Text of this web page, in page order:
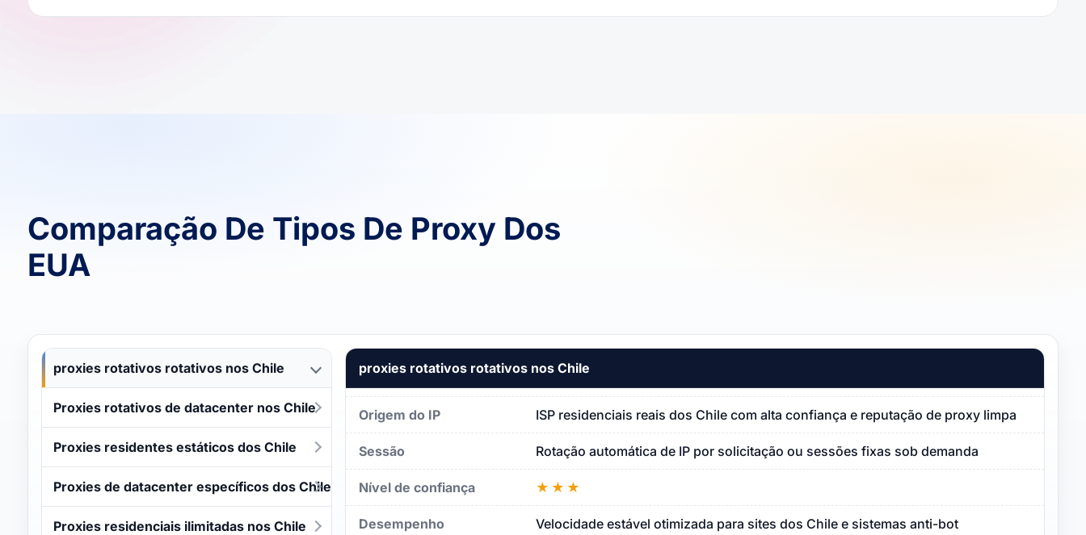
Comparação De Tipos De Proxy Dos
EUA
proxies rotativos rotativos nos Chile
Proxies rotativos de datacenter nos Chile
Proxies residentes estáticos dos Chile
Proxies de datacenter específicos dos Chile
Proxies residenciais ilimitadas nos Chile
proxies rotativos rotativos nos Chile
Origem do IP ISP residenciais reais dos Chile com alta confiança e reputação de proxy limpa
Sessão Rotação automática de IP por solicitação ou sessões fixas sob demanda
Nível de confiança ★★★
Desempenho Velocidade estável otimizada para sites dos Chile e sistemas anti-bot